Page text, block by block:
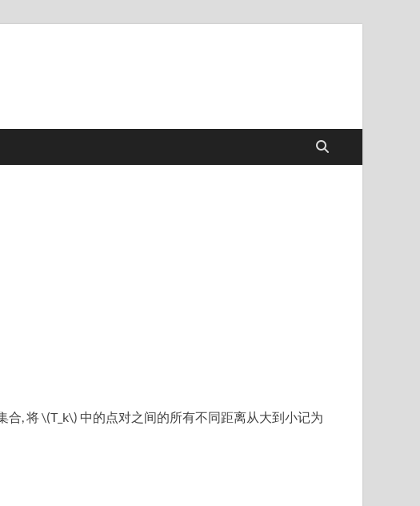
, 将 \(T_k\) 中的点对之间的所有不同距离从大到小记为